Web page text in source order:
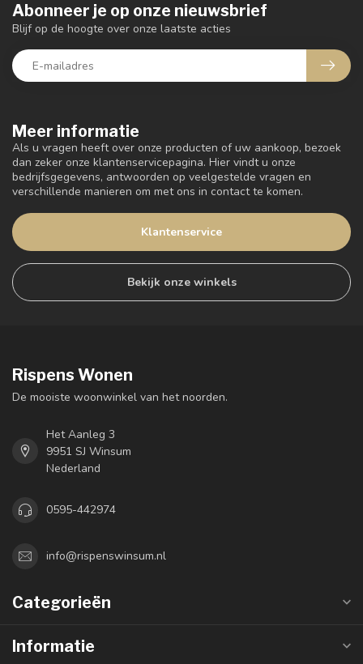
Meer informatie
Als u vragen heeft over onze producten of uw aankoop, bezoek
dan zeker onze klantenservicepagina. Hier vindt u onze
bedrijfsgegevens, antwoorden op veelgestelde vragen en
verschillende manieren om met ons in contact te komen.
Klantenservice
Bekijk onze winkels
Abonneer je op onze nieuwsbrief
Blijf op de hoogte over onze laatste acties
Rispens Wonen
De mooiste woonwinkel van het noorden.
Het Aanleg 3
9951 SJ Winsum
Nederland
0595-442974
info@rispenswinsum.nl
Categorieën
Informatie